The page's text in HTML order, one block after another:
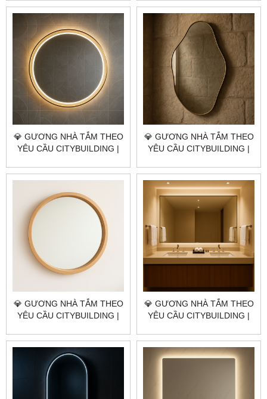
GIÁ GƯƠNG NHÀ TẮM
HUYỆN CỦ CHI TP.HCM
GIÁ GƯƠNG NHÀ TẮM
HUYỆN HÓC MÔN TP.HCM
💎 GƯƠNG NHÀ TẮM THEO
YÊU CẦU CITYBUILDING |
GIÁ GƯƠNG NHÀ TẮM
💎 GƯƠNG NHÀ TẮM THEO
YÊU CẦU CITYBUILDING |
GIÁ GƯƠNG NHÀ TẮM
QUẬN TÂN PHÚ TP.HCM
💎 GƯƠNG NHÀ TẮM THEO
YÊU CẦU CITYBUILDING |
GIÁ GƯƠNG NHÀ TẮM
QUẬN BÌNH THẠNH TP.HCM
💎 GƯƠNG NHÀ TẮM THEO
YÊU CẦU CITYBUILDING |
GIÁ GƯƠNG NHÀ TẮM
QUẬN 11 TP.HCM